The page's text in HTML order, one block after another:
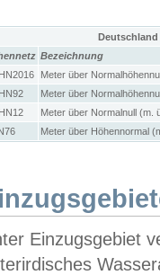
Bezeichnung
Meter über
Meter über
Meter über Normalnull (m.
Meter über Höhennormal
Einzugsgebiet